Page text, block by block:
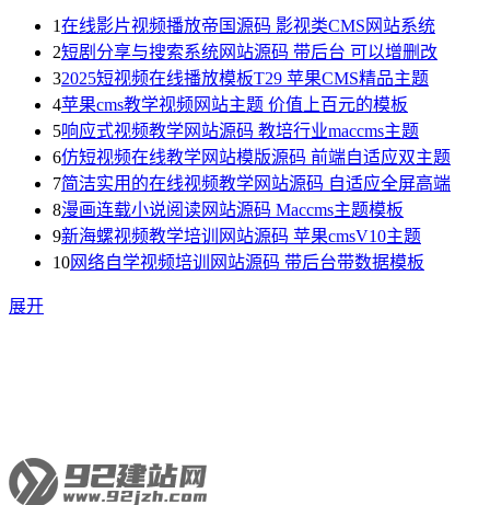
1在线影片视频播放帝国源码 影视类CMS网站系统
2短剧分享与搜索系统网站源码 带后台 可以增删改
32025短视频在线播放模板T29 苹果CMS精品主题
4苹果cms教学视频网站主题 价值上百元的模板
5响应式视频教学网站源码 教培行业maccms主题
6仿短视频在线教学网站模版源码 前端自适应双主题
7简洁实用的在线视频教学网站源码 自适应全屏高端
8漫画连载小说阅读网站源码 Maccms主题模板
9新海螺视频教学培训网站源码 苹果cmsV10主题
10网络自学视频培训网站源码 带后台带数据模板
展开